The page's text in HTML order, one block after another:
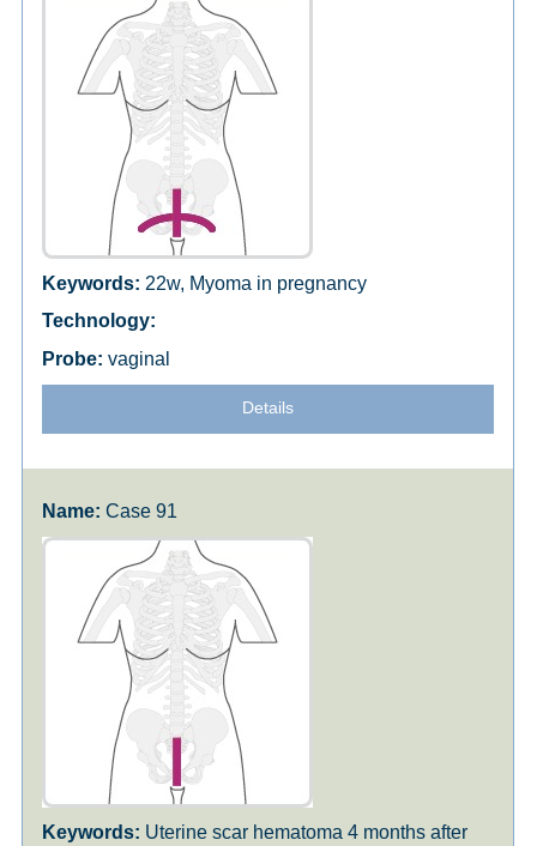
22w, Myoma in pregnancy
vaginal
Details
Case 91
Uterine scar hematoma 4 months after